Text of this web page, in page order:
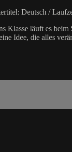
Deutsch /
Klasse läuft es beim
Idee, die alles